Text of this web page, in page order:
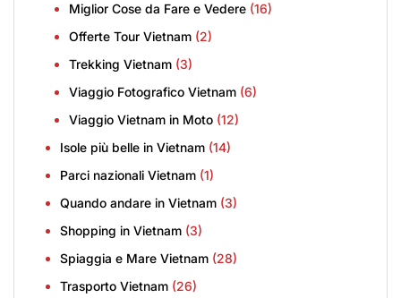
Miglior Cose da Fare e Vedere (16)
Offerte Tour Vietnam (2)
Trekking Vietnam (3)
Viaggio Fotografico Vietnam (6)
Viaggio Vietnam in Moto (12)
Isole più belle in Vietnam (14)
Parci nazionali Vietnam (1)
Quando andare in Vietnam (3)
Shopping in Vietnam (3)
Spiaggia e Mare Vietnam (28)
Trasporto Vietnam (26)